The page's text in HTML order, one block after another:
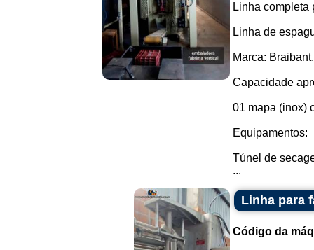
Linha completa
Linha de
Marca: Braibant.
Capacidade
01 mapa (inox)
Equipamentos:
Túnel de
...
Linha para
Código da